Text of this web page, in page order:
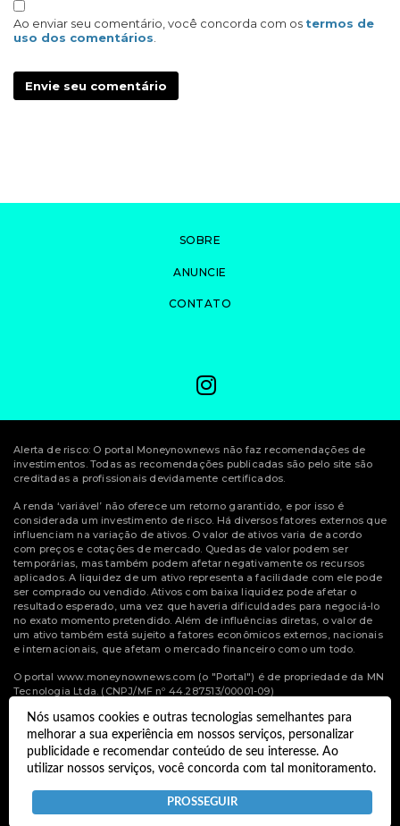
Nós usamos cookies e outras tecnologias semelhantes para
melhorar a sua experiência em nossos serviços, personalizar
publicidade e recomendar conteúdo de seu interesse. Ao
utilizar nossos serviços, você concorda com tal monitoramento.
PROSSEGUIR
Ao enviar seu comentário, você concorda com os termos de
uso dos comentários.
Envie seu comentário
SOBRE
ANUNCIE
CONTATO
Alerta de risco: O portal Moneynownews não faz recomendações de
investimentos. Todas as recomendações publicadas são pelo site são
creditadas a profissionais devidamente certificados.
A renda ‘variável’ não oferece um retorno garantido, e por isso é
considerada um investimento de risco. Há diversos fatores externos que
influenciam na variação de ativos. O valor de ativos varia de acordo
com preços e cotações de mercado. Quedas de valor podem ser
temporárias, mas também podem afetar negativamente os recursos
aplicados. A liquidez de um ativo representa a facilidade com ele pode
ser comprado ou vendido. Ativos com baixa liquidez pode afetar o
resultado esperado, uma vez que haveria dificuldades para negociá-lo
no exato momento pretendido. Além de influências diretas, o valor de
um ativo também está sujeito a fatores econômicos externos, nacionais
e internacionais, que afetam o mercado financeiro como um todo.
O portal www.moneynownews.com (o "Portal") é de propriedade da MN
Tecnologia Ltda. (CNPJ/MF nº 44.287.513/00001-09)
© Copyright 2022 Money Now News.
Todos os direitos reservados.
Desenvolvido por
Termos e Políticas de Uso